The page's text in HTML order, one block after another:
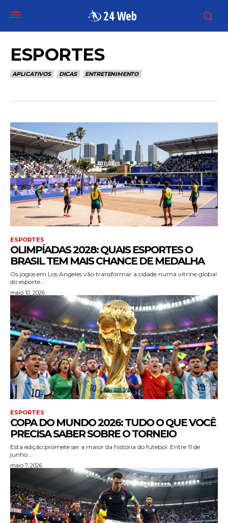
24 Web
ESPORTES
APLICATIVOS DICAS ENTRETENIMENTO
ESPORTES
OLIMPÍADAS 2028: QUAIS ESPORTES O
BRASIL TEM MAIS CHANCE DE MEDALHA
Os jogos em Los Angeles vão transformar a cidade numa vitrine global
do esporte....
maio 10, 2026
ESPORTES
COPA DO MUNDO 2026: TUDO O QUE VOCÊ
PRECISA SABER SOBRE O TORNEIO
Esta edição promete ser a maior da história do futebol. Entre 11 de
junho...
maio 7, 2026